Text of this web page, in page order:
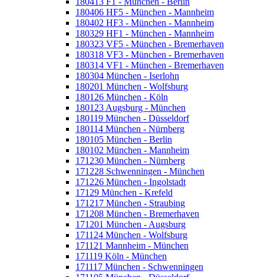
180406 HF5 - München - Mannheim
180402 HF3 - München - Mannheim
180329 HF1 - München - Mannheim
180323 VF5 - München - Bremerhaven
180318 VF3 - München - Bremerhaven
180314 VF1 - München - Bremerhaven
180304 München - Iserlohn
180201 München - Wolfsburg
180126 München - Köln
180123 Augsburg - München
180119 München - Düsseldorf
180114 München - Nürnberg
180105 München - Berlin
180102 München - Mannheim
171230 München - Nürnberg
171228 Schwenningen - München
171226 München - Ingolstadt
17129 München - Krefeld
171217 München - Straubing
171208 München - Bremerhaven
171201 München - Augsburg
171124 München - Wolfsburg
171121 Mannheim - München
171119 Köln - München
171117 München - Schwenningen